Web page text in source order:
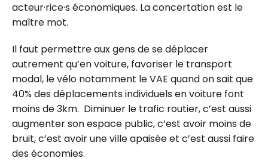
acteur·rice·séconomiques. La concertation est le
maître mot.
Il faut permettre aux gens de se déplacer
autrement qu’en voiture, favoriser le transport
modal, le vélo notamment le VAE quand on sait que
40% des déplacements individuels en voiture font
moins de 3km. Diminuer le trafic routier, c’est aussi
augmenter son espace public, c’est avoir moins de
bruit, c’est avoir une ville apaisée et c’est aussi faire
des économies.